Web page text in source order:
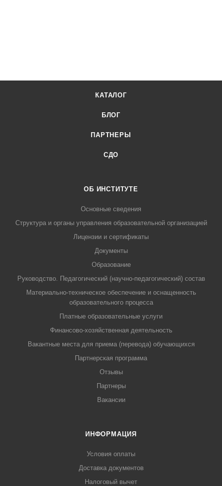
КАТАЛОГ
БЛОГ
ПАРТНЕРЫ
СДО
ОБ ИНСТИТУТЕ
Основные сведения
Структура и органы управления образовательной организацией
Лицензии и сертификаты
Документы
Образование
Руководство. Педагогический (научно-педагогический) состав
Материально-техническое обеспечение и оснащенность
образовательного процесса
Платные образовательные услуги
Финансово-хозяйственная деятельность
Вакантные места для приема (перевода) обучающихся
Партнерская программа
Отзывы
Партнеры
Вакансии
ИНФОРМАЦИЯ
Условия оплаты
Доставка документов
Налоговый вычет